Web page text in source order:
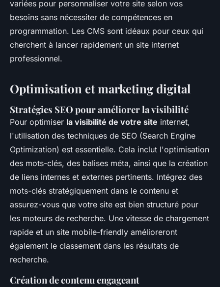
variées pour personnaliser votre site selon vos
besoins sans nécessiter de compétences en
programmation. Les CMS sont idéaux pour ceux qui
cherchent à lancer rapidement un site internet
professionnel.
Optimisation et marketing digital
Stratégies SEO pour améliorer la visibilité
Pour optimiser la visibilité de votre site internet,
l'utilisation des techniques de SEO (Search Engine
Optimization) est essentielle. Cela inclut l'optimisation
des mots-clés, des balises méta, ainsi que la création
de liens internes et externes pertinents. Intégrez des
mots-clés stratégiquement dans le contenu et
assurez-vous que votre site est bien structuré pour
les moteurs de recherche. Une vitesse de chargement
rapide et un site mobile-friendly amélioreront
également le classement dans les résultats de
recherche.
Création de contenu engageant